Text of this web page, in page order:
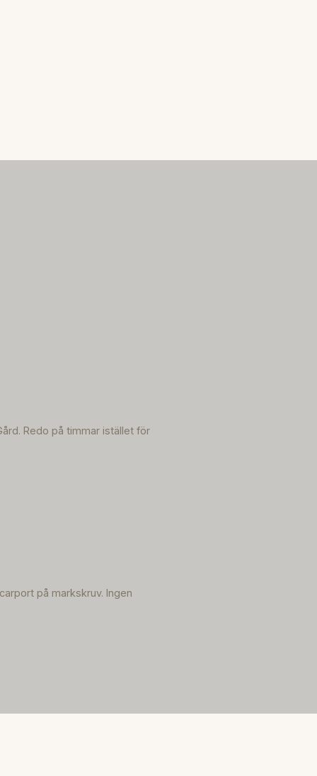
Redo på timmar istället för
på markskruv. Ingen